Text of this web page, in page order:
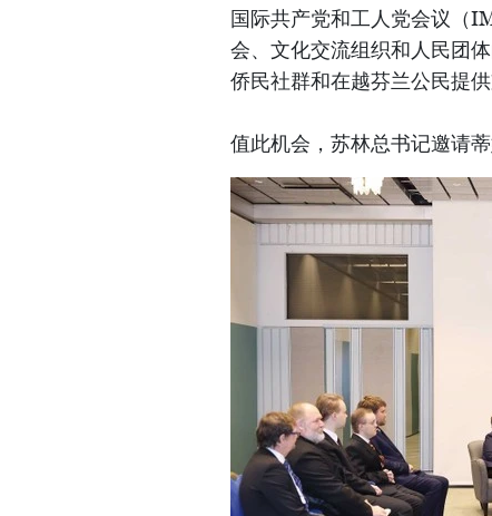
国际共产党和工人党会议（
会、文化交流组织和人民团
侨民社群和在越芬兰公民提供
值此机会，苏林总书记邀请